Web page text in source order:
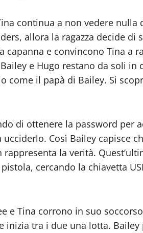
continua a non vedere
allora la ragazza decide
capanna e convincono Tina a
e Hugo restano da soli
il papà di Bailey. Si
di ottenere la password per
Così Bailey capisce
la verità.
cercando la chiavetta
e Tina corrono in suo
inizia tra i due una lotta.